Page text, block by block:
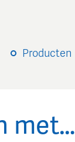
Producten
met…